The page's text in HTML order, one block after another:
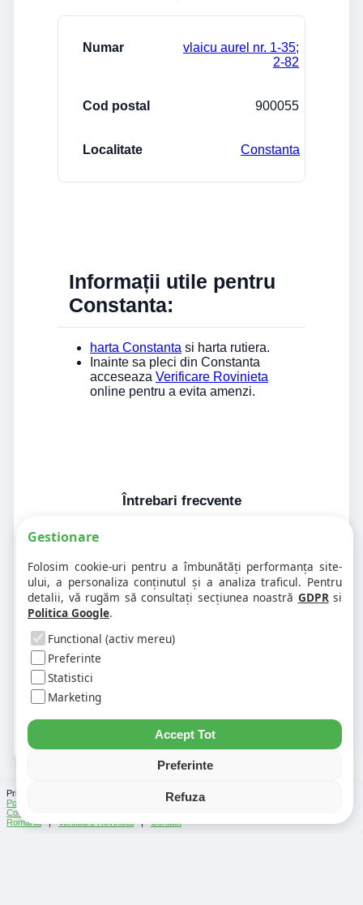
vlaicu aurel nr. 1-35;
2-82
900055
Constanta
Informații utile pentru
Constanta:
harta Constanta si harta rutiera.
Inainte sa pleci din Constanta
acceseaza Verificare Rovinieta
online pentru a evita amenzi.
Întrebari frecvente
funcție de numar?
2. Pot exista mai multe coduri postale
pe aceeasi strada?
3. Cum gasesc rapid codul postal
pentru alta strada sau alt oras?
Prin folosirea Chat-ului Privabon, intelegem ca esti de acord cu
Politica de confidentialitate
TestelefacuteCe urmeaza
Cod Postal
România|Verificare Rovinieta|Contact
Gestionare
Folosim cookie-uri pentru a îmbunătăți performanța site-
ului, a personaliza conținutul și a analiza traficul. Pentru
detalii, vă rugăm să consultați secțiunea noastră GDPRsi
Politica Google.
Functional (activ mereu)
Preferinte
Statistici
Marketing
Accept Tot
Preferinte
Refuza